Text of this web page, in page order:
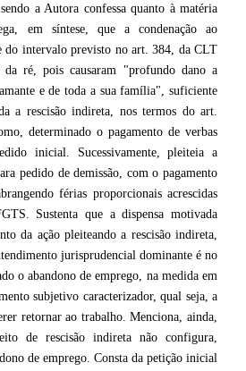
a Autora confessa quanto à matéria
em síntese, que a condenação ao
do intervalo previsto no art. 384, da CLT
ré, pois causaram "profundo dano a
e de toda a sua família", suficiente
a rescisão indireta, nos termos do art.
determinado o pagamento de verbas
inicial. Sucessivamente, pleiteia a
pedido de demissão, com o pagamento
férias proporcionais acrescidas
Sustenta que a dispensa motivada
da ação pleiteando a rescisão indireta,
jurisprudencial dominante é no
o abandono de emprego, na medida em
subjetivo caracterizador, qual seja, a
retornar ao trabalho. Menciona, ainda,
de rescisão indireta não configura,
de emprego. Consta da petição inicial